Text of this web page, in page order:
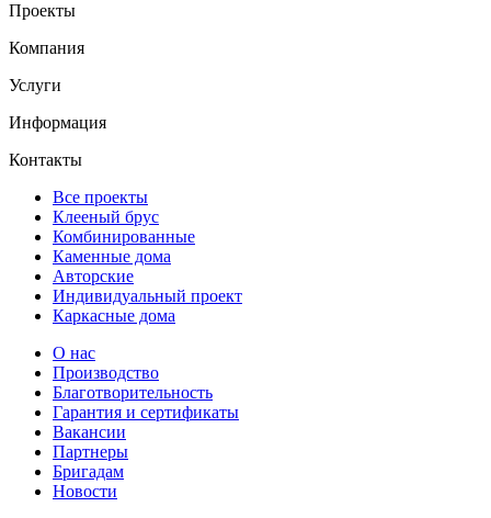
Проекты
Компания
Услуги
Информация
Контакты
Все проекты
Клееный брус
Комбинированные
Каменные дома
Авторские
Индивидуальный проект
Каркасные дома
О нас
Производство
Благотворительность
Гарантия и сертификаты
Вакансии
Партнеры
Бригадам
Новости